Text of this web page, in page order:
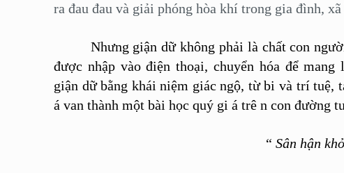
ra đau đau và giải phóng hòa khí trong gia đình,
Nhưng giận dữ không phải là chất con
được nhập vào điện thoại, chuyển hóa để
giận dữbằng khái niệm giác ngộ, từ bi và trí tuệ,
á van thành một bài học quý gi á trê n con đường
“Sân hận